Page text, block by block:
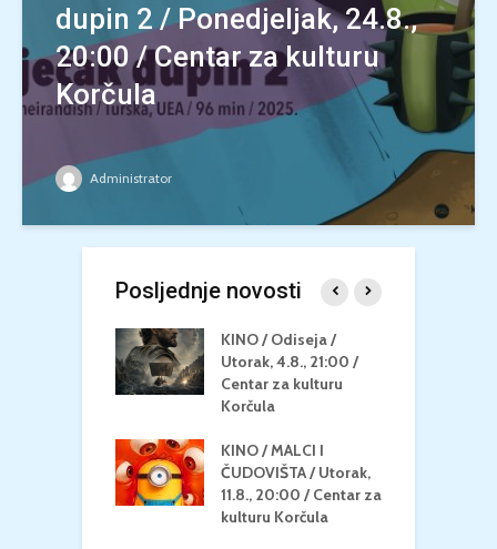
dupin 2 / Ponedjeljak, 24.8.,
20:00 / Centar za kulturu
Korčula
Administrator
Posljednje novosti
KINO / Odiseja /
Utorak, 4.8., 21:00 /
Centar za kulturu
Korčula
KINO / MALCI I
ČUDOVIŠTA / Utorak,
11.8., 20:00 / Centar za
kulturu Korčula